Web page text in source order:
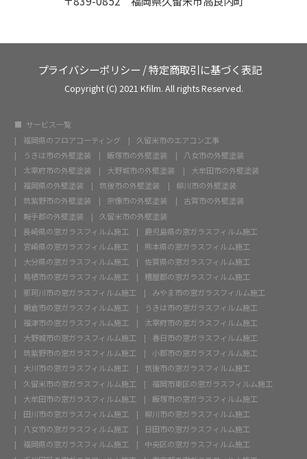
プライバシーポリシー /特定商取引に基づく表記
Copyright (C) 2021 Kfilm. All rights Reserved.
サービス一覧
福岡県のフロアコーティング
久留米市のエアコン工事
うきは市の外壁塗装
飯塚市の外壁塗装
八女市の外壁塗装
太宰府市の外壁塗装
大野城市の外壁塗装
大牟田市の外壁塗装
福岡県の外壁塗装
筑後市の外壁塗装
柳川市の外壁塗装
筑紫野市の外壁塗装
宗像市の外壁塗装
古賀市の外壁塗装
鞍手郡の外壁塗装
久留米市の外壁塗装
長崎県の窓ガラスフィルム施工
鹿児島県の窓ガラスフィルム施工
宮崎県の窓ガラスフィルム施工
熊本県の窓ガラスフィルム施工
大分県の窓ガラスフィルム施工
佐賀県の窓ガラスフィルム施工
鳥栖市の窓ガラスフィルム施工
糟屋郡の窓ガラスフィルム施工
那珂川市の窓ガラスフィルム施工
みやま市の窓ガラスフィルム施工
朝倉市の窓ガラスフィルム施工
うきは市の窓ガラスフィルム施工
福津市の窓ガラスフィルム施工
太宰府市の窓ガラスフィルム施工
大野城市の窓ガラスフィルム施工
春日市の窓ガラスフィルム施工
筑紫野市の窓ガラスフィルム施工
小郡市の窓ガラスフィルム施工
大川市の窓ガラスフィルム施工
筑後市の窓ガラスフィルム施工
久留米市の窓ガラスフィルム施工
福岡市東区の窓ガラスフィルム施工
大牟田市の窓ガラスフィルム施工
飯塚市の窓ガラスフィルム施工
田川市の窓ガラスフィルム施工
柳川市の窓ガラスフィルム施工
八女市の窓ガラスフィルム施工
日田市の窓ガラスフィルム施工
福岡県の窓ガラスフィルム施工
中央区の窓ガラスフィルム施工